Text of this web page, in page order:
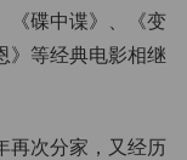
《碟中谍》、《变
》等经典电影相继
再次分家，又经历